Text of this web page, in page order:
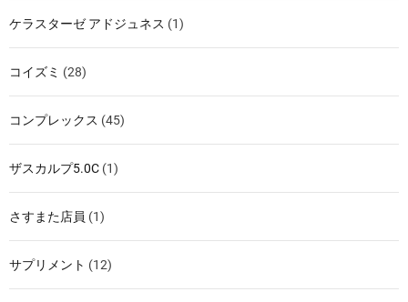
ケラスターゼ アドジュネス (1)
コイズミ (28)
コンプレックス (45)
ザスカルプ5.0C (1)
さすまた店員 (1)
サプリメント (12)